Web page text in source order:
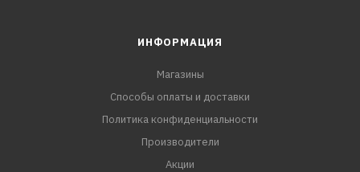
ИНФОРМАЦИЯ
Магазины
Способы оплаты и доставки
Политика конфиденциальности
Производители
Акции